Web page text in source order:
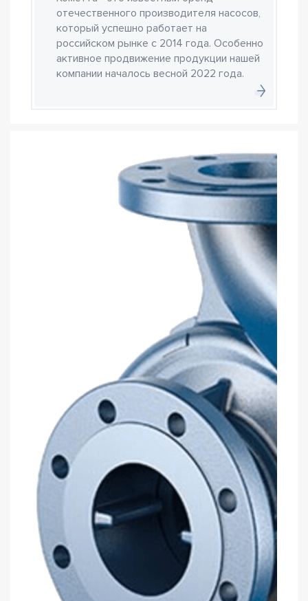
отечественного производителя насосов,
который успешно работает на
российском рынке с 2014 года. Особенно
активное продвижение продукции нашей
компании началось весной 2022 года.